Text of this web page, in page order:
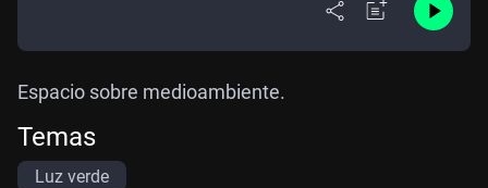
Espacio sobre medioambiente.
Temas
Luz verde